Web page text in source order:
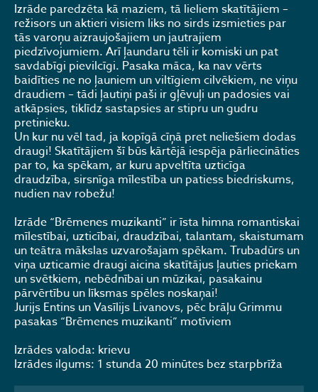
Izrāde paredzēta kā maziem, tā lieliem skatītājiem –
režisors un aktieri visiem liks no sirds izsmieties par
tās varoņu aizraujošajiem un jautrajiem
piedzīvojumiem. Arī ļaundaru tēli ir komiski un pat
savdabīgi pievilcīgi. Pasaka māca, ka nav vērts
baidīties ne no ļauniem un viltīgiem cilvēkiem, ne viņu
draudiem – tādi ļautiņi paši ir gļēvuļi un padosies vai
atkāpsies, tiklīdz sastapsies ar stipru un gudru
pretinieku.
Un kur nu vēl tad, ja kopīgā cīņā pret neliešiem dodas
draugi! Skatītājiem šī būs kārtējā iespēja pārliecināties
par to, ka spēkam, ar kuru apveltīta uzticīga
draudzība, sirsnīga mīlestība un patiess biedriskums,
nudien nav robežu!
Izrāde “Brēmenes muzikanti” ir īsta himna romantiskai
mīlestībai, uzticībai, draudzībai, talantam, skaistumam
un teātra mākslas uzvarošajam spēkam. Trubadūrs un
viņa uzticamie draugi aicina skatītājus ļauties priekam
un svētkiem, nebēdnībai un mūzikai, pasakainu
pārvērtību un līksmas spēles noskaņai!
Jurijs Entins un Vasīlijs Livanovs, pēc brāļu Grimmu
pasakas “Brēmenes muzikanti” motīviem
Izrādes valoda: krievu
Izrādes ilgums: 1 stunda 20 minūtes bez starpbrīža